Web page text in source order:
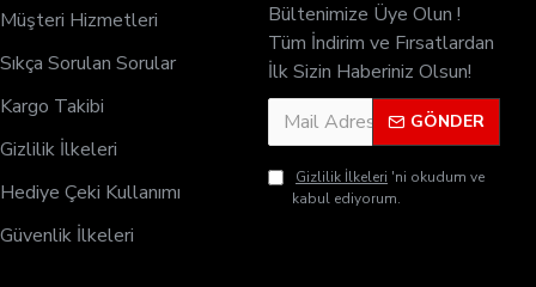
Müşteri Hizmetleri
Sıkça Sorulan Sorular
Kargo Takibi
Gizlilik İlkeleri
Hediye Çeki Kullanımı
Güvenlik İlkeleri
Bültenimize Üye Olun !
Tüm İndirim ve Fırsatlardan
İlk Sizin Haberiniz Olsun!
GÖNDER
Gizlilik İlkeleri 'ni okudum ve
kabul ediyorum.